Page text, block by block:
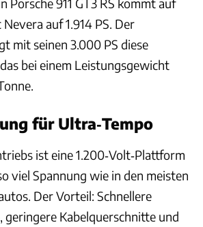
Nevera auf 1.914 PS. Der
mit seinen 3.000 PS diese
bei einem Leistungsgewicht
für Ultra‑Tempo
ist eine 1.200‑Volt‑Plattform
viel Spannung wie in den meisten
Der Vorteil: Schnellere
geringere Kabelquerschnitte und